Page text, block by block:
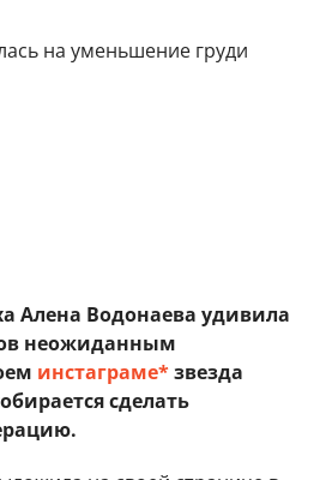
Алена Водонаева удивила
неожиданным
инстаграме*звезда
сделать